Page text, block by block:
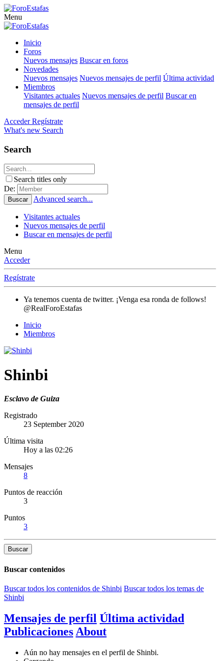
Menu
Inicio
Foros
Nuevos mensajes Buscar en foros
Novedades
Nuevos mensajes Nuevos mensajes de perfil Última actividad
Miembros
Visitantes actuales Nuevos mensajes de perfil Buscar en
mensajes de perfil
Acceder Regístrate
What's new Search
Search
Search titles only
De:
Buscar Advanced search...
Visitantes actuales
Nuevos mensajes de perfil
Buscar en mensajes de perfil
Menu
Acceder
Regístrate
Ya tenemos cuenta de twitter. ¡Venga esa ronda de follows!
@RealForoEstafas
Inicio
Miembros
Shinbi
Esclavo de Guiza
Registrado
23 September 2020
Última visita
Hoy a las 02:26
Mensajes
8
Puntos de reacción
3
Puntos
3
Buscar
Buscar contenidos
Buscar todos los contenidos de Shinbi Buscar todos los temas de
Shinbi
Mensajes de perfil Última actividad
Publicaciones About
Aún no hay mensajes en el perfil de Shinbi.